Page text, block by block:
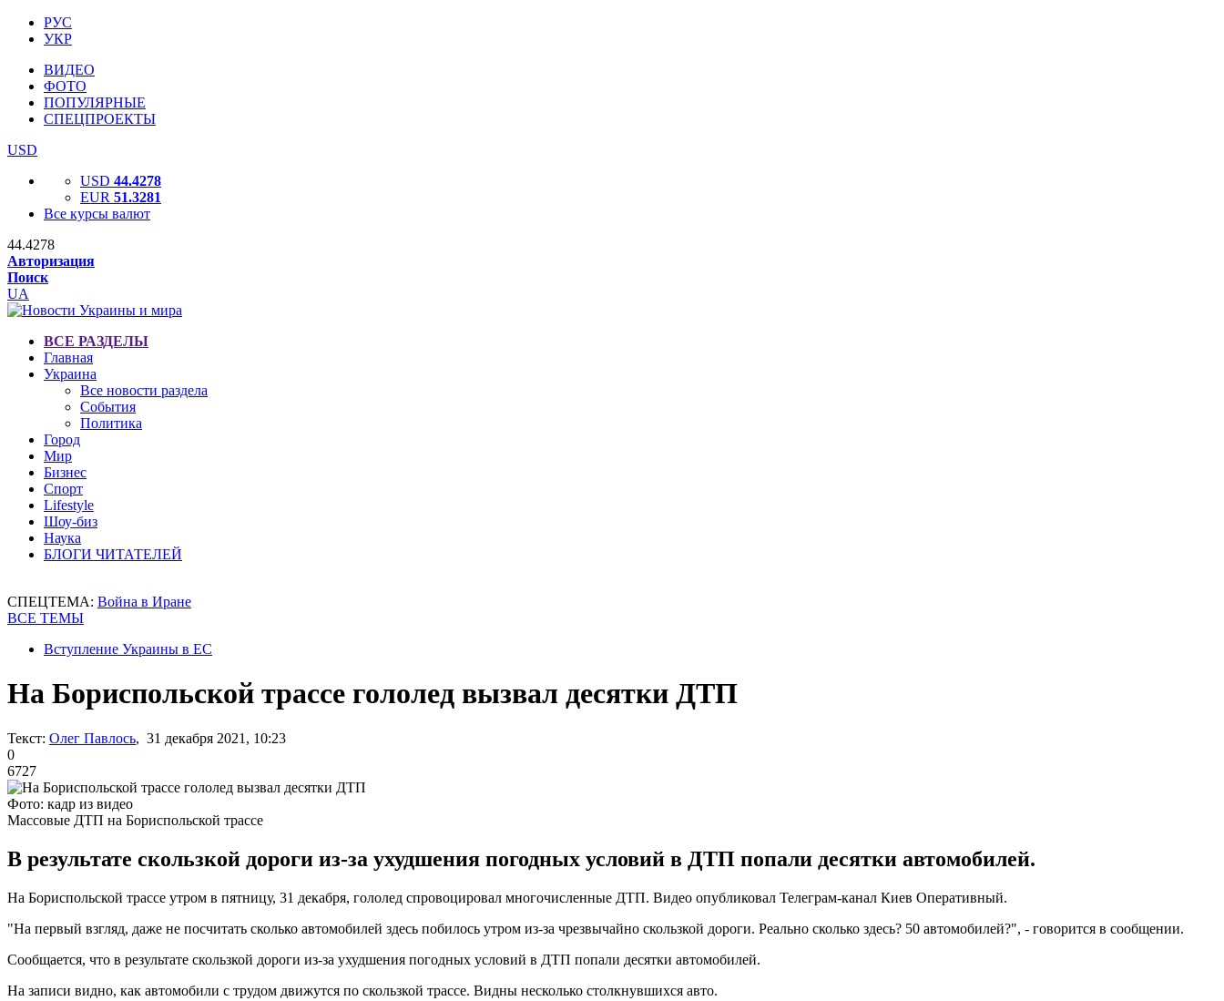
РУС
УКР
ВИДЕО
ФОТО
ПОПУЛЯРНЫЕ
СПЕЦПРОЕКТЫ
USD
USD 44.4278
EUR 51.3281
Все курсы валют
44.4278
Авторизация
Поиск
UA
ВСЕ РАЗДЕЛЫ
Главная
Украина
Все новости раздела
События
Политика
Город
Мир
Бизнес
Спорт
Lifestyle
Шоу-биз
Наука
БЛОГИ ЧИТАТЕЛЕЙ
СПЕЦТЕМА: Война в Иране
ВСЕ ТЕМЫ
Вступление Украины в ЕС
На Бориспольской трассе гололед вызвал десятки ДТП
Текст: Олег Павлось, 31 декабря 2021, 10:23
0
6727
Фото: кадр из видео
Массовые ДТП на Бориспольской трассе
В результате скользкой дороги из-за ухудшения погодных условий в ДТП попали десятки автомобилей.
На Бориспольской трассе утром в пятницу, 31 декабря, гололед спровоцировал многочисленные ДТП. Видео опубликовал Телеграм-канал Киев Оперативный.
"На первый взгляд, даже не посчитать сколько автомобилей здесь побилось утром из-за чрезвычайно скользкой дороги. Реально сколько здесь? 50 автомобилей?", - говорится в сообщении.
Сообщается, что в результате скользкой дороги из-за ухудшения погодных условий в ДТП попали десятки автомобилей.
На записи видно, как автомобили с трудом движутся по скользкой трассе. Видны несколько столкнувшихся авто.